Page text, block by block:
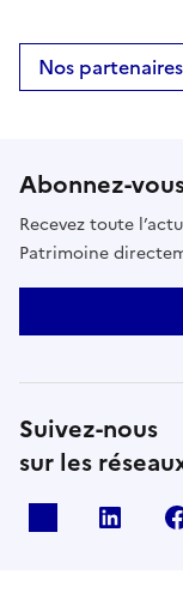
Nos partenaires
Abonnez-
Recevez toute
Patrimoine
Suivez-nous
sur les